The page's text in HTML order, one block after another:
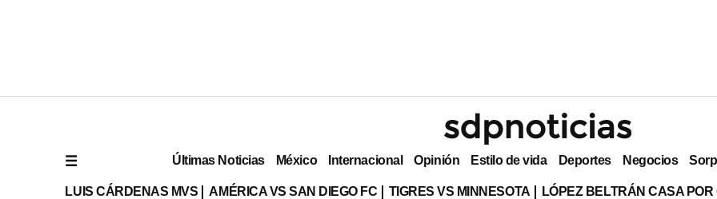
Últimas Noticias México Internacional Opinión Estilo de vida Deportes Negocios
LUIS CÁRDENAS MVS AMÉRICA VS SAN DIEGO FC TIGRES VS MINNESOTA LÓPEZ BELTRÁN CASA